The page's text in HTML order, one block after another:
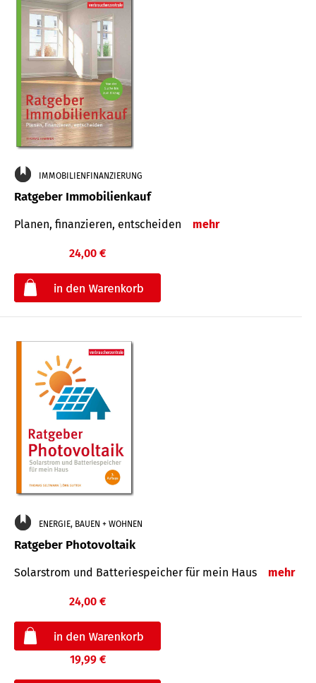
IMMOBILIENFINANZIERUNG
Ratgeber Immobilienkauf
Planen, finanzieren, entscheiden mehr
24,00 €
ENERGIE, BAUEN + WOHNEN
Ratgeber Photovoltaik
Solarstrom und Batteriespeicher für mein Haus mehr
24,00 €
19,99 €